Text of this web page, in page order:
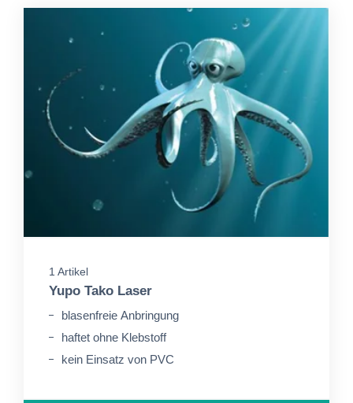
1 Artikel
Yupo Tako Laser
blasenfreie Anbringung
haftet ohne Klebstoff
kein Einsatz von PVC